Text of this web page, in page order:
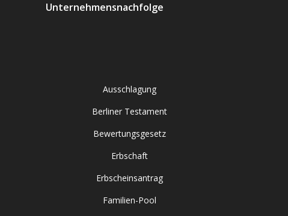
Unternehmensnachfolge
Ausschlagung
Berliner Testament
Bewertungsgesetz
Erbschaft
Erbscheinsantrag
Familien-Pool